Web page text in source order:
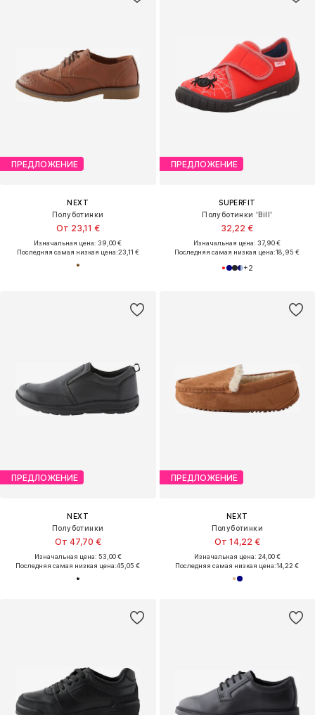
ПРЕДЛОЖЕНИЕ
NEXT
Полуботинки
От 23,11 €
Изначальная цена: 39,00 €
Последняя самая низкая цена:23,11 €
ПРЕДЛОЖЕНИЕ
SUPERFIT
Полуботинки 'Bill'
32,22 €
Изначальная цена: 37,90 €
Последняя самая низкая цена:18,95 €
+2
ПРЕДЛОЖЕНИЕ
NEXT
Полуботинки
От 47,70 €
Изначальная цена: 53,00 €
Последняя самая низкая цена:45,05 €
ПРЕДЛОЖЕНИЕ
NEXT
Полуботинки
От 14,22 €
Изначальная цена: 24,00 €
Последняя самая низкая цена:14,22 €